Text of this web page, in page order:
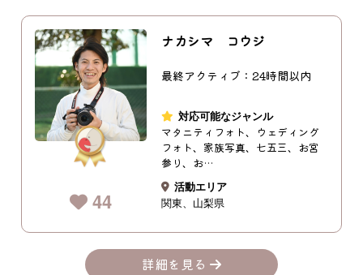
44
ナカシマ コウジ
最終アクティブ：24時間以内
対応可能なジャンル
マタニティフォト、ウェディング
フォト、家族写真、七五三、お宮
参り、お…
活動エリア
関東
山梨県
詳細を見る